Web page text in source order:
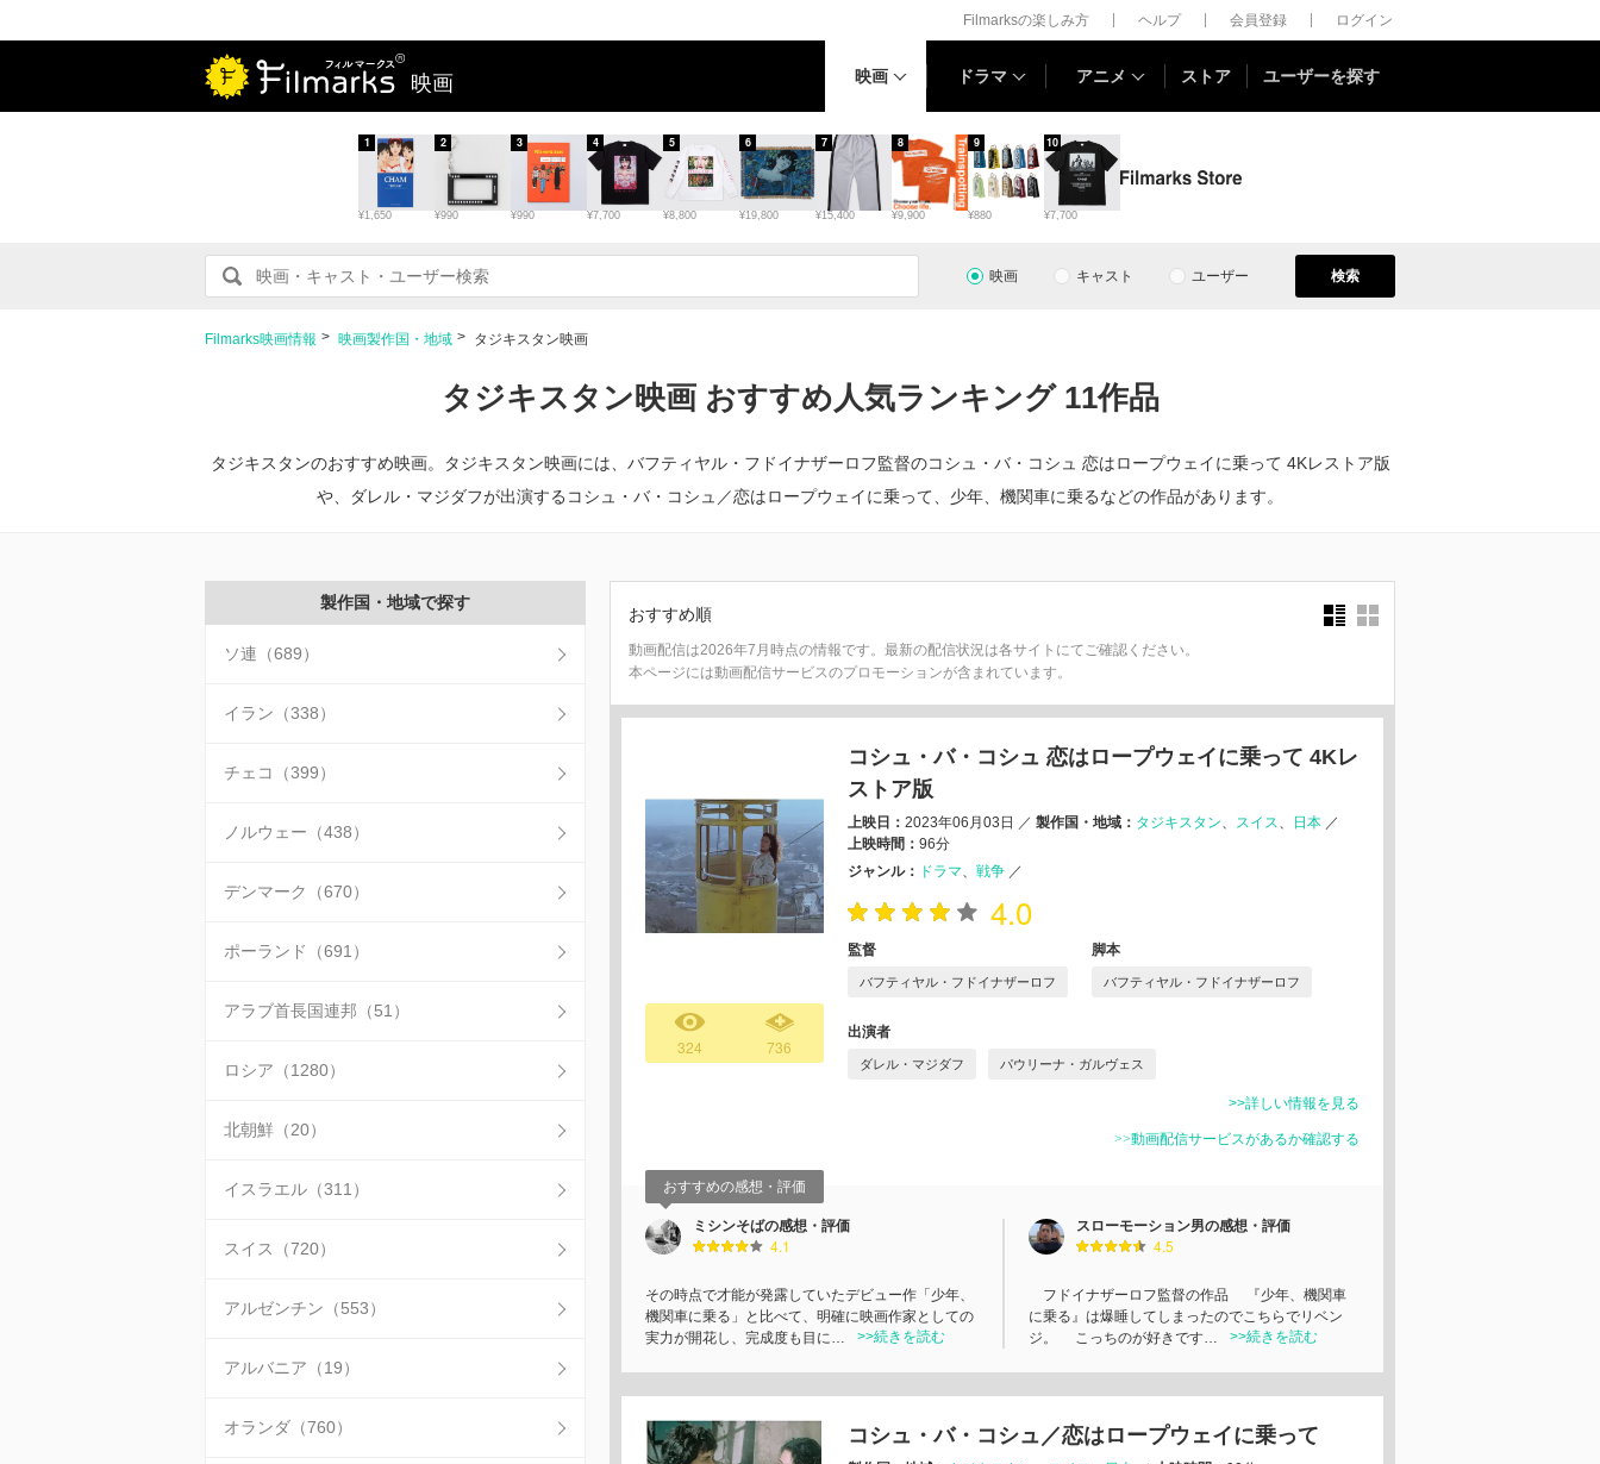
Filmarksの楽しみ方 ヘルプ 会員登録 ログイン
映画 映画 ドラマ アニメ ストア ユーザーを探す
¥1,650
1
¥990
2
¥990
3
¥7,700
4
¥8,800
5
¥19,800
6
¥15,400
7
¥9,900
8
¥880
9
¥7,700
10
映画 キャスト ユーザー 検索
Filmarks映画情報 映画製作国・地域 タジキスタン映画
タジキスタン映画 おすすめ人気ランキング 11作品
タジキスタンのおすすめ映画。タジキスタン映画には、バフティヤル・フドイナザーロフ監督のコシュ・バ・コシュ 恋はロープウェイに乗って 4Kレストア版
や、ダレル・マジダフが出演するコシュ・バ・コシュ／恋はロープウェイに乗って、少年、機関車に乗るなどの作品があります。
製作国・地域で探す
ソ連（689）
イラン（338）
チェコ（399）
ノルウェー（438）
デンマーク（670）
ポーランド（691）
アラブ首長国連邦（51）
ロシア（1280）
北朝鮮（20）
イスラエル（311）
スイス（720）
アルゼンチン（553）
アルバニア（19）
オランダ（760）
おすすめ順
動画配信は2026年7月時点の情報です。最新の配信状況は各サイトにてご確認ください。
本ページには動画配信サービスのプロモーションが含まれています。
324 736
コシュ・バ・コシュ 恋はロープウェイに乗って 4Kレ
ストア版
上映日： 2023年06月03日 ／ 製作国・地域： タジキスタン スイス 日本 ／
上映時間： 96分
ジャンル： ドラマ 戦争 ／
4.0
監督
バフティヤル・フドイナザーロフ
脚本
バフティヤル・フドイナザーロフ
出演者
ダレル・マジダフ パウリーナ・ガルヴェス
>>詳しい情報を見る
>>動画配信サービスがあるか確認する
おすすめの感想・評価
ミシンそばの感想・評価
4.1
その時点で才能が発露していたデビュー作「少年、
機関車に乗る」と比べて、明確に映画作家としての
実力が開花し、完成度も目に…
>>続きを読む
スローモーション男の感想・評価
4.5
フドイナザーロフ監督の作品 『少年、機関車
に乗る』は爆睡してしまったのでこちらでリベン
ジ。 こっちのが好きです…
>>続きを読む
コシュ・バ・コシュ／恋はロープウェイに乗って